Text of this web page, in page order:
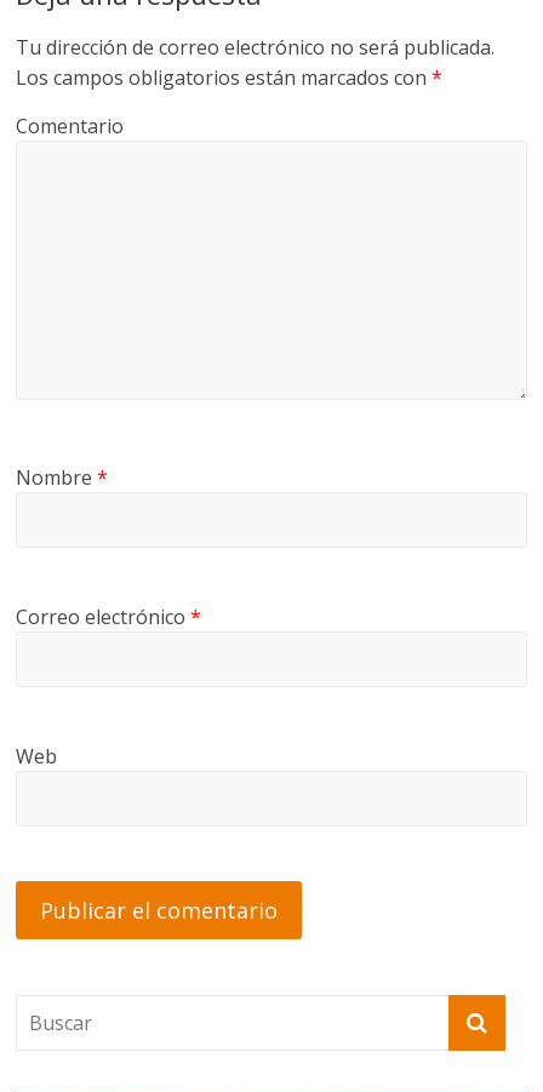
Tu dirección de correo electrónico no será publicada.
Los campos obligatorios están marcados con*
Comentario
Nombre*
Correo electrónico*
Web